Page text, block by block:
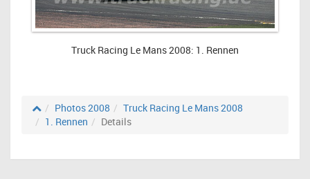
Truck Racing Le Mans 2008: 1. Rennen
Photos 2008
Truck Racing Le Mans 2008
1. Rennen
Details